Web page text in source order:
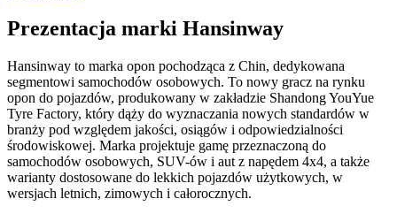
Prezentacja marki Hansinway
Hansinway to marka opon pochodząca z Chin, dedykowana
segmentowi samochodów osobowych. To nowy gracz na rynku
opon do pojazdów, produkowany w zakładzie Shandong YouYue
Tyre Factory, który dąży do wyznaczania nowych standardów w
branży pod względem jakości, osiągów i odpowiedzialności
środowiskowej. Marka projektuje gamę przeznaczoną do
samochodów osobowych, SUV-ów i aut z napędem 4x4, a także
warianty dostosowane do lekkich pojazdów użytkowych, w
wersjach letnich, zimowych i całorocznych.